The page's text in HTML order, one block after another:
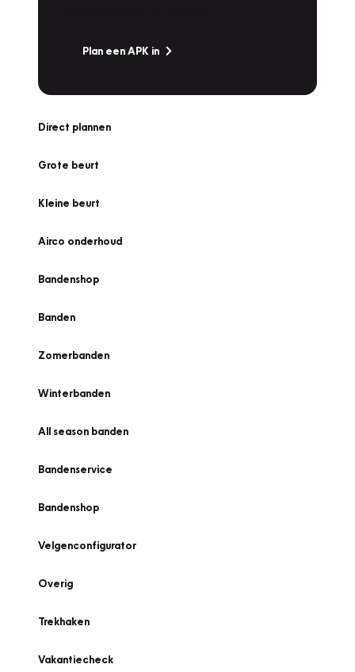
Plan een APK in
Direct plannen
Grote beurt
Kleine beurt
Airco onderhoud
Bandenshop
Banden
Zomerbanden
Winterbanden
All season banden
Bandenservice
Bandenshop
Velgenconfigurator
Overig
Trekhaken
Vakantiecheck